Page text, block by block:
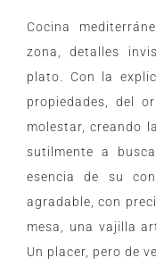
Cocina
zona, detalles
plato. Con la
propiedades, del
molestar, creando
sutilmente a
esencia de su
agradable, con
mesa, una vajilla
Un placer, pero de